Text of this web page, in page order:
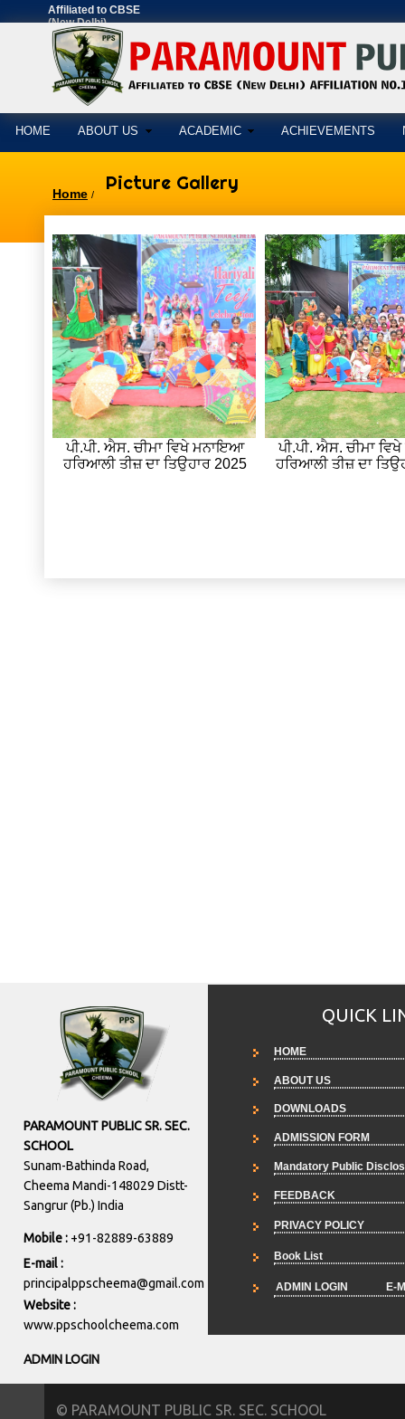
Affiliated to CBSE
(New Delhi)
AFFILIATION
NO.1630897
HOME ABOUT US ACADEMIC ACHIEVEMENTS
Home /
Picture Gallery
ਪੀ.ਪੀ. ਐਸ. ਚੀਮਾ ਵਿਖੇ ਮਨਾਇਆ
ਹਰਿਆਲੀ ਤੀਜ਼ ਦਾ ਤਿਉਹਾਰ 2025
ਪੀ.ਪੀ. ਐਸ. ਚੀਮਾ
ਹਰਿਆਲੀ ਤੀਜ਼ ਦਾ
PARAMOUNT PUBLIC SR. SEC.
SCHOOL
Sunam-Bathinda Road,
Cheema Mandi-148029 Distt-
Sangrur (Pb.) India
Mobile : +91-82889-63889
E-mail :
principalppscheema@gmail.com
Website :
www.ppschoolcheema.com
ADMIN LOGIN
QUICK
HOME
ABOUT US
DOWNLOADS
ADMISSION FORM
Mandatory Public
FEEDBACK
PRIVACY POLICY
Book List
ADMIN LOGIN E-
© PARAMOUNT PUBLIC SR. SEC. SCHOOL